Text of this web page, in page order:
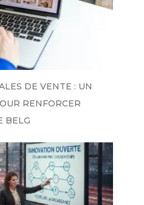
DE VENTE : UN
RENFORCER
BELG